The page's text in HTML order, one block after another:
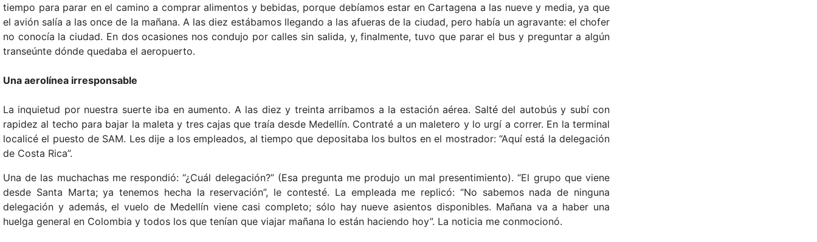
tiempo para parar en el camino a comprar alimentos y bebidas, porque debíamos estar en Cartagena a las nueve y media, ya que
el avión salía a las once de la mañana. A las diez estábamos llegando a las afueras de la ciudad, pero había un agravante: el chofer
no conocía la ciudad. En dos ocasiones nos condujo por calles sin salida, y, finalmente, tuvo que parar el bus y preguntar a algún
transeúnte dónde quedaba el aeropuerto.
Una aerolínea irresponsable
La inquietud por nuestra suerte iba en aumento. A las diez y treinta arribamos a la estación aérea. Salté del autobús y subí con
rapidez al techo para bajar la maleta y tres cajas que traía desde Medellín. Contraté a un maletero y lo urgí a correr. En la terminal
localicé el puesto de SAM. Les dije a los empleados, al tiempo que depositaba los bultos en el mostrador: “Aquí está la delegación
de Costa Rica”.
Una de las muchachas me respondió: “¿Cuál delegación?” (Esa pregunta me produjo un mal presentimiento). “El grupo que viene
desde Santa Marta; ya tenemos hecha la reservación”, le contesté. La empleada me replicó: “No sabemos nada de ninguna
delegación y además, el vuelo de Medellín viene casi completo; sólo hay nueve asientos disponibles. Mañana va a haber una
huelga general en Colombia y todos los que tenían que viajar mañana lo están haciendo hoy”. La noticia me conmocionó.